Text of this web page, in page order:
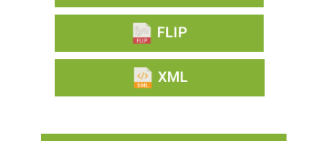
FLIP
XML